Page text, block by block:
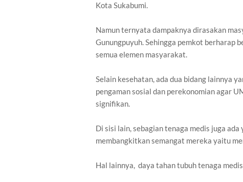
Kota Sukabumi.
Namun ternyata dampaknya dirasakan
Gunungpuyuh. Sehingga pemkot berharap
semua elemen masyarakat.
Selain kesehatan, ada dua bidang lainnya
pengaman sosial dan perekonomian agar
signifikan.
Di sisi lain, sebagian tenaga medis juga
membangkitkan semangat mereka yaitu
Hal lainnya, daya tahan tubuh tenaga